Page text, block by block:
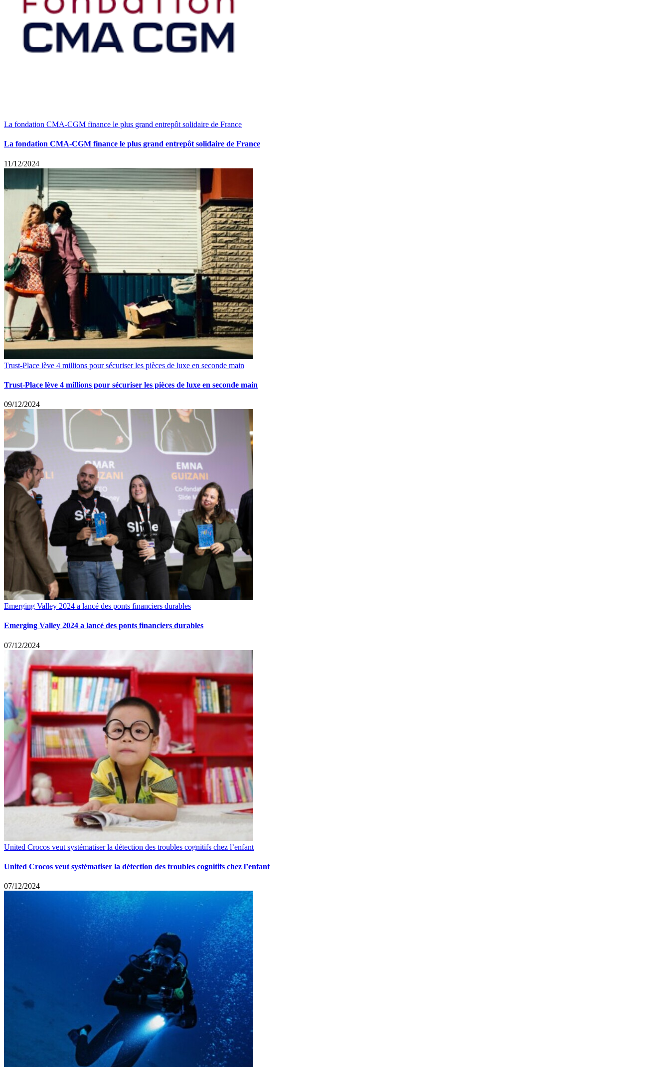
La fondation CMA-CGM finance le plus grand entrepôt solidaire de France
La fondation CMA-CGM finance le plus grand entrepôt solidaire de France
11/12/2024
Trust-Place lève 4 millions pour sécuriser les pièces de luxe en seconde main
Trust-Place lève 4 millions pour sécuriser les pièces de luxe en seconde main
09/12/2024
Emerging Valley 2024 a lancé des ponts financiers durables
Emerging Valley 2024 a lancé des ponts financiers durables
07/12/2024
United Crocos veut systématiser la détection des troubles cognitifs chez l’enfant
United Crocos veut systématiser la détection des troubles cognitifs chez l’enfant
07/12/2024